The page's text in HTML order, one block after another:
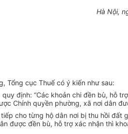
Hà Nội,
Tổng cục Thuế có ý kiến như sau:
định: “Các khoản chi đền bù, hỗ
Chính quyền phường, xã nơi dân
cho từng hộ dân nơi bị thu hồi đất
được đền bù, hỗ trợ xác nhận thì